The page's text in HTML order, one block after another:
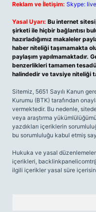
Reklam ve İletişim: Skype:
Yasal Uyarı: Bu internet
şirketi ile hiçbir bağlantısı
hazırladığımız makaleler
haber niteliği taşımamakta
paylaşım yapılmamaktadır.
benzerlikleri tamamen
halindedir ve tavsiye niteliği
Sitemiz, 5651 Sayılı Kanun
Kurumu (BTK) tarafından
vermektedir. Bu nedenle,
veya araştırma
yazdıkları içeriklerin
bu sorumluluğu kabul etmiş
Hukuka ve yasal
içerikleri,
ilgili içerikler yasal süre